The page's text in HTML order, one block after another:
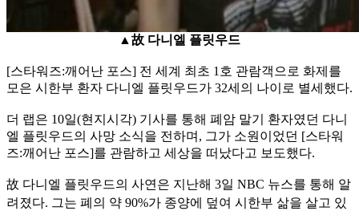
▲故 다니엘 플릿우드
[스타워즈:깨어난 포스] 전 세계 최초 1호 관람객으로 화제를
모은 시한부 환자 다니엘 플릿우드가 32세의 나이로 별세했다.
더 랩은 10일(현지시각) 기사를 통해 폐암 말기 환자였던 다니
엘 플릿우드의 사망 소식을 전하며, 그가 소원이었던 [스타워
즈:깨어난 포스]를 관람하고 세상을 떠났다고 보도했다.
故 다니엘 플릿우드의 사연은 지난해 3일 NBC 뉴스를 통해 알
려졌다. 그는 폐의 약 90%가 종양에 덮여 시한부 삶을 살고 있